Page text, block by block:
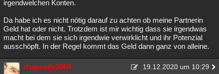
irgendwelchen Konten.
Da habe ich es nicht nötig darauf zu achten ob meine Partnerin
Geld hat oder nicht. Trotzdem ist mir wichtig dass sie irgendwas
macht bei dem sie sich irgendwie verwirklicht und ihr Potenzial
ausschöpft. In der Regel kommt das Geld dann ganz von alleine.
rhapsody3004 19.12.2020 um 10:29